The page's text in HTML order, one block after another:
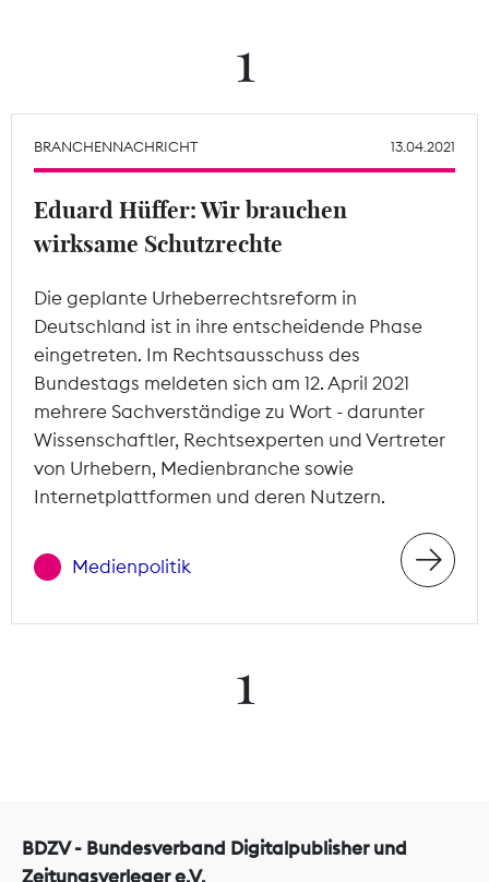
Mitgliederbereich
1
BRANCHENNACHRICHT 13.04.2021
Eduard Hüffer: Wir brauchen
wirksame Schutzrechte
Die geplante Urheberrechtsreform in
Deutschland ist in ihre entscheidende Phase
eingetreten. Im Rechtsausschuss des
Bundestags meldeten sich am 12. April 2021
mehrere Sachverständige zu Wort - darunter
Wissenschaftler, Rechtsexperten und Vertreter
von Urhebern, Medienbranche sowie
Internetplattformen und deren Nutzern.
Medienpolitik
1
BDZV - Bundesverband Digitalpublisher und
Zeitungsverleger e.V.